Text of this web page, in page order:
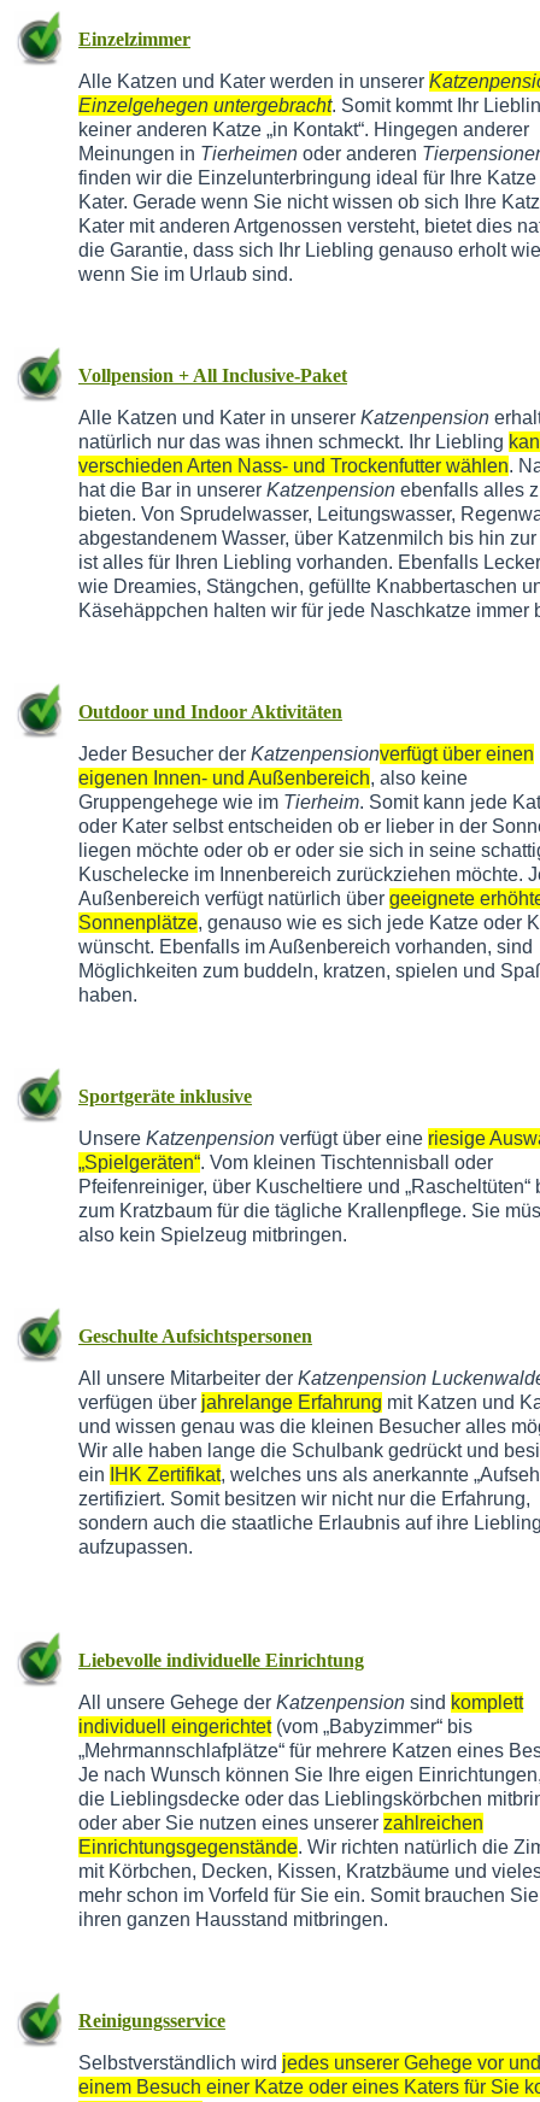
Einzelzimmer
Alle Katzen und Kater werden in unserer
Einzelgehegen untergebracht. Somit kommt Ihr
keiner anderen Katze „in Kontakt“. Hingegen anderer
Meinungen in Tierheimen oder anderen
finden wir die Einzelunterbringung ideal für Ihre Katze
Kater. Gerade wenn Sie nicht wissen ob sich Ihre
Kater mit anderen Artgenossen versteht, bietet dies
die Garantie, dass sich Ihr Liebling genauso erholt
wenn Sie im Urlaub sind.
Vollpension + All Inclusive-Paket
Alle Katzen und Kater in unserer Katzenpension
natürlich nur das was ihnen schmeckt. Ihr Liebling
verschieden Arten Nass- und Trockenfutter wählen.
hat die Bar in unserer Katzenpension ebenfalls alles
bieten. Von Sprudelwasser, Leitungswasser,
abgestandenem Wasser, über Katzenmilch bis hin
ist alles für Ihren Liebling vorhanden. Ebenfalls
wie Dreamies, Stängchen, gefüllte Knabbertaschen
Käsehäppchen halten wir für jede Naschkatze immer
Outdoor und Indoor Aktivitäten
Jeder Besucher der Katzenpensionverfügt über einen
eigenen Innen- und Außenbereich, also keine
Gruppengehege wie im Tierheim. Somit kann jede
oder Kater selbst entscheiden ob er lieber in der
liegen möchte oder ob er oder sie sich in seine
Kuschelecke im Innenbereich zurückziehen möchte.
Außenbereich verfügt natürlich über geeignete
Sonnenplätze, genauso wie es sich jede Katze oder
wünscht. Ebenfalls im Außenbereich vorhanden, sind
Möglichkeiten zum buddeln, kratzen, spielen und
haben.
Sportgeräte inklusive
Unsere Katzenpension verfügt über eine riesige
„Spielgeräten“. Vom kleinen Tischtennisball oder
Pfeifenreiniger, über Kuscheltiere und „Rascheltüten“
zum Kratzbaum für die tägliche Krallenpflege. Sie
also kein Spielzeug mitbringen.
Geschulte Aufsichtspersonen
All unsere Mitarbeiter der Katzenpension
verfügen über jahrelange Erfahrung mit Katzen und
und wissen genau was die kleinen Besucher alles
Wir alle haben lange die Schulbank gedrückt und
ein
IHK Zertifikat, welches uns als anerkannte
zertifiziert. Somit besitzen wir nicht nur die Erfahrung,
sondern auch die staatliche Erlaubnis auf ihre
aufzupassen.
Liebevolle individuelle Einrichtung
All unsere Gehege der Katzenpension sind komplett
individuell eingerichtet(vom „Babyzimmer“ bis
„Mehrmannschlafplätze“ für mehrere Katzen eines
Je nach Wunsch können Sie Ihre eigen
die Lieblingsdecke oder das Lieblingskörbchen
oder aber Sie nutzen eines unserer zahlreichen
Einrichtungsgegenstände. Wir richten natürlich die
mit Körbchen, Decken, Kissen, Kratzbäume und
mehr schon im Vorfeld für Sie ein. Somit brauchen
ihren ganzen Hausstand mitbringen.
Reinigungsservice
Selbstverständlich wird jedes unserer Gehege vor
einem Besuch einer Katze oder eines Katers für Sie